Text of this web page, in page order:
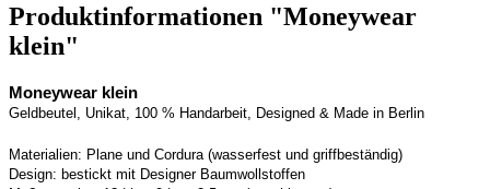
Produktinformationen "Moneywear
klein"
Moneywear klein
Geldbeutel, Unikat, 100 % Handarbeit, Designed & Made in Berlin
Materialien: Plane und Cordura (wasserfest und griffbeständig)
Design: bestickt mit Designer Baumwollstoffen